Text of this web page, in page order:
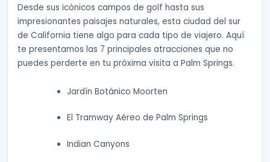
Desde sus icónicos campos de golf hasta sus
impresionantes paisajes naturales, esta ciudad del sur
de California tiene algo para cada tipo de viajero. Aquí
te presentamos las 7 principales atracciones que no
puedes perderte en tu próxima visita a Palm Springs.
Jardín Botánico Moorten
El Tramway Aéreo de Palm Springs
Indian Canyons